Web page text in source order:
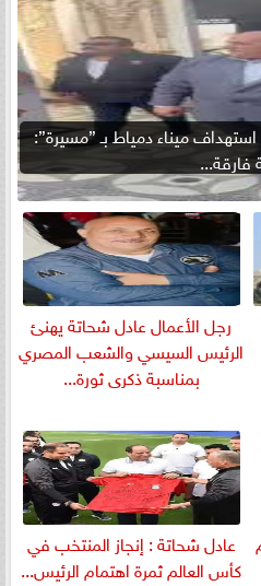
ميناء دمياط بـ ”مسيرة”:
فارقة...
رجل الأعمال عادل شحاتة يهنئ
الرئيس السيسي والشعب المصري
بمناسبة ذكرى ثورة...
عادل شحاتة : إنجاز المنتخب في
كأس العالم ثمرة اهتمام الرئيس...